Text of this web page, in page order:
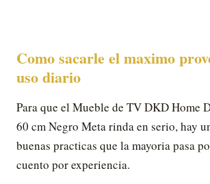
Como sacarle el maximo
uso diario
Para que el Mueble de TV DKD Home
60 cm Negro Meta rinda en serio, hay
buenas practicas que la mayoria pasa
cuento por experiencia.